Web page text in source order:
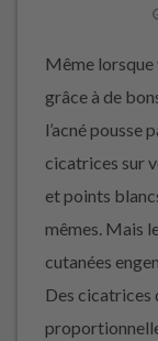
Même lorsque
grâce à de
l’acné pousse
cicatrices sur
et points
mêmes. Mais
cutanées
Des cicatrices